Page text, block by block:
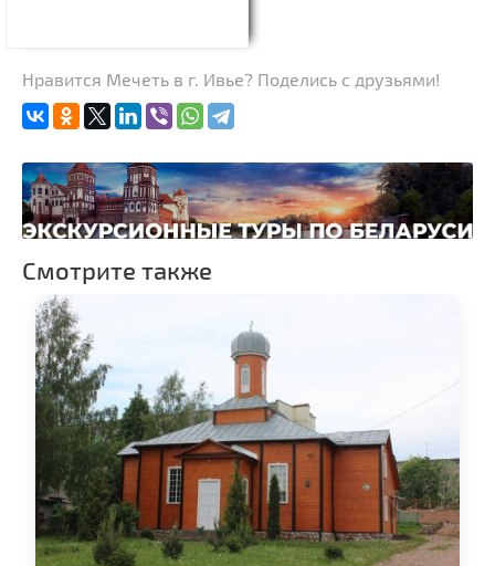
Нравится Мечеть в г. Ивье? Поделись с друзьями!
Смотрите также